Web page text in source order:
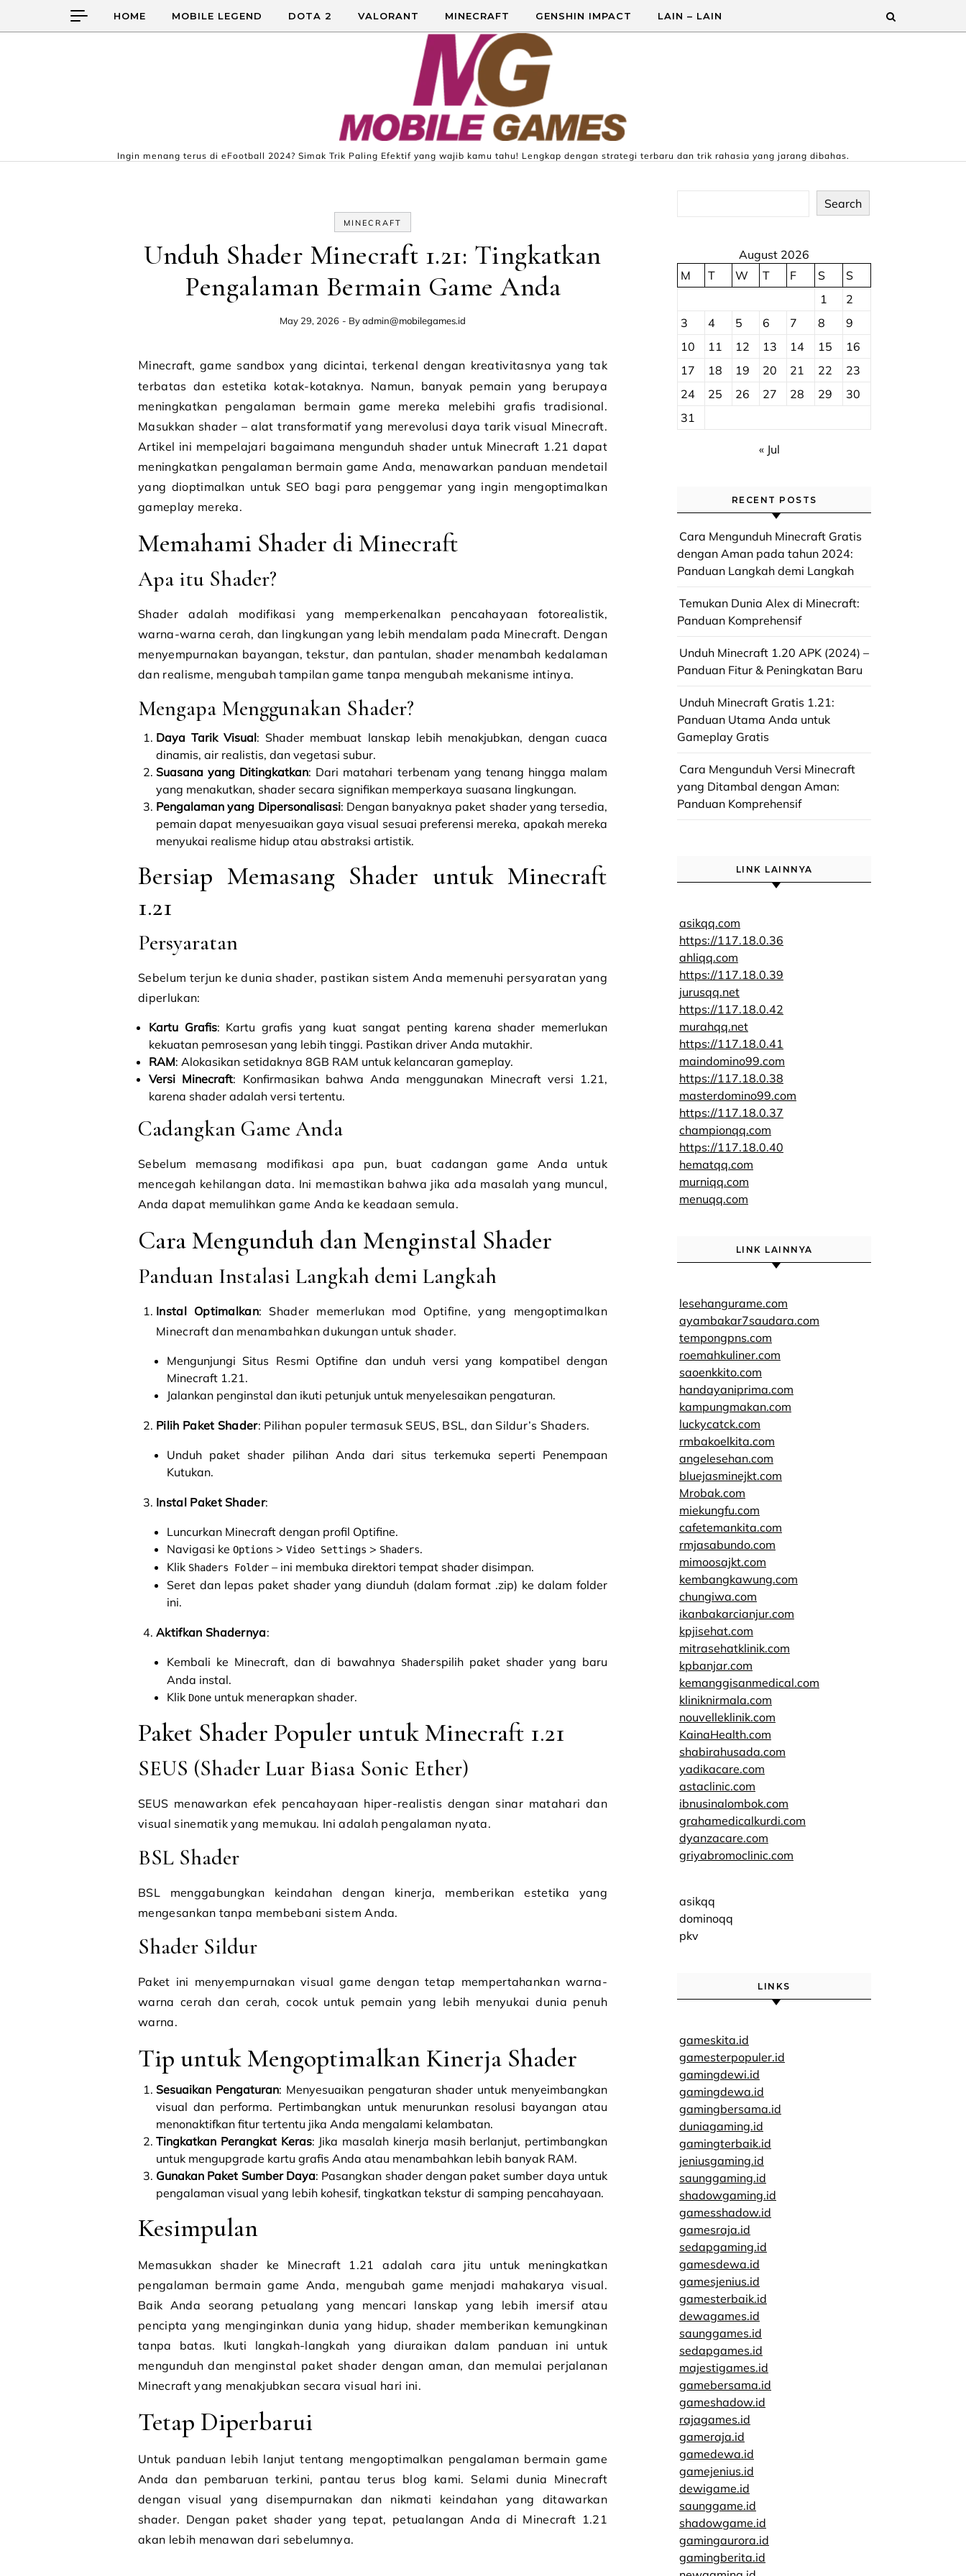
Skip to content
HOME MOBILE LEGEND DOTA 2 VALORANT MINECRAFT GENSHIN IMPACT LAIN – LAIN
Ingin menang terus di eFootball 2024? Simak Trik Paling Efektif yang wajib kamu tahu! Lengkap dengan strategi terbaru dan trik rahasia yang jarang dibahas.
MINECRAFT
Unduh Shader Minecraft 1.21: Tingkatkan
Pengalaman Bermain Game Anda
May 29, 2026 - Byadmin@mobilegames.id
Minecraft, game sandbox yang dicintai, terkenal dengan kreativitasnya yang tak
terbatas dan estetika kotak-kotaknya. Namun, banyak pemain yang berupaya
meningkatkan pengalaman bermain game mereka melebihi grafis tradisional.
Masukkan shader – alat transformatif yang merevolusi daya tarik visual Minecraft.
Artikel ini mempelajari bagaimana mengunduh shader untuk Minecraft 1.21 dapat
meningkatkan pengalaman bermain game Anda, menawarkan panduan mendetail
yang dioptimalkan untuk SEO bagi para penggemar yang ingin mengoptimalkan
gameplay mereka.
Memahami Shader di Minecraft
Apa itu Shader?
Shader adalah modifikasi yang memperkenalkan pencahayaan fotorealistik,
warna-warna cerah, dan lingkungan yang lebih mendalam pada Minecraft. Dengan
menyempurnakan bayangan, tekstur, dan pantulan, shader menambah kedalaman
dan realisme, mengubah tampilan game tanpa mengubah mekanisme intinya.
Mengapa Menggunakan Shader?
Daya Tarik Visual: Shader membuat lanskap lebih menakjubkan, dengan cuaca
dinamis, air realistis, dan vegetasi subur.
Suasana yang Ditingkatkan: Dari matahari terbenam yang tenang hingga malam
yang menakutkan, shader secara signifikan memperkaya suasana lingkungan.
Pengalaman yang Dipersonalisasi: Dengan banyaknya paket shader yang tersedia,
pemain dapat menyesuaikan gaya visual sesuai preferensi mereka, apakah mereka
menyukai realisme hidup atau abstraksi artistik.
Bersiap Memasang Shader untuk Minecraft
1.21
Persyaratan
Sebelum terjun ke dunia shader, pastikan sistem Anda memenuhi persyaratan yang
diperlukan:
Kartu Grafis: Kartu grafis yang kuat sangat penting karena shader memerlukan
kekuatan pemrosesan yang lebih tinggi. Pastikan driver Anda mutakhir.
RAM: Alokasikan setidaknya 8GB RAM untuk kelancaran gameplay.
Versi Minecraft: Konfirmasikan bahwa Anda menggunakan Minecraft versi 1.21,
karena shader adalah versi tertentu.
Cadangkan Game Anda
Sebelum memasang modifikasi apa pun, buat cadangan game Anda untuk
mencegah kehilangan data. Ini memastikan bahwa jika ada masalah yang muncul,
Anda dapat memulihkan game Anda ke keadaan semula.
Cara Mengunduh dan Menginstal Shader
Panduan Instalasi Langkah demi Langkah
Instal Optimalkan: Shader memerlukan mod Optifine, yang mengoptimalkan
Minecraft dan menambahkan dukungan untuk shader.
Mengunjungi Situs Resmi Optifine dan unduh versi yang kompatibel dengan
Minecraft 1.21.
Jalankan penginstal dan ikuti petunjuk untuk menyelesaikan pengaturan.
Pilih Paket Shader: Pilihan populer termasuk SEUS, BSL, dan Sildur’s Shaders.
Unduh paket shader pilihan Anda dari situs terkemuka seperti Penempaan
Kutukan.
Instal Paket Shader:
Luncurkan Minecraft dengan profil Optifine.
Navigasi ke Options > Video Settings > Shaders.
Klik Shaders Folder – ini membuka direktori tempat shader disimpan.
Seret dan lepas paket shader yang diunduh (dalam format .zip) ke dalam folder
ini.
Aktifkan Shadernya:
Kembali ke Minecraft, dan di bawahnya Shaderspilih paket shader yang baru
Anda instal.
Klik Done untuk menerapkan shader.
Paket Shader Populer untuk Minecraft 1.21
SEUS (Shader Luar Biasa Sonic Ether)
SEUS menawarkan efek pencahayaan hiper-realistis dengan sinar matahari dan
visual sinematik yang memukau. Ini adalah pengalaman nyata.
BSL Shader
BSL menggabungkan keindahan dengan kinerja, memberikan estetika yang
mengesankan tanpa membebani sistem Anda.
Shader Sildur
Paket ini menyempurnakan visual game dengan tetap mempertahankan warna-
warna cerah dan cerah, cocok untuk pemain yang lebih menyukai dunia penuh
warna.
Tip untuk Mengoptimalkan Kinerja Shader
Sesuaikan Pengaturan: Menyesuaikan pengaturan shader untuk menyeimbangkan
visual dan performa. Pertimbangkan untuk menurunkan resolusi bayangan atau
menonaktifkan fitur tertentu jika Anda mengalami kelambatan.
Tingkatkan Perangkat Keras: Jika masalah kinerja masih berlanjut, pertimbangkan
untuk mengupgrade kartu grafis Anda atau menambahkan lebih banyak RAM.
Gunakan Paket Sumber Daya: Pasangkan shader dengan paket sumber daya untuk
pengalaman visual yang lebih kohesif, tingkatkan tekstur di samping pencahayaan.
Kesimpulan
Memasukkan shader ke Minecraft 1.21 adalah cara jitu untuk meningkatkan
pengalaman bermain game Anda, mengubah game menjadi mahakarya visual.
Baik Anda seorang petualang yang mencari lanskap yang lebih imersif atau
pencipta yang menginginkan dunia yang hidup, shader memberikan kemungkinan
tanpa batas. Ikuti langkah-langkah yang diuraikan dalam panduan ini untuk
mengunduh dan menginstal paket shader dengan aman, dan memulai perjalanan
Minecraft yang menakjubkan secara visual hari ini.
Tetap Diperbarui
Untuk panduan lebih lanjut tentang mengoptimalkan pengalaman bermain game
Anda dan pembaruan terkini, pantau terus blog kami. Selami dunia Minecraft
dengan visual yang disempurnakan dan nikmati keindahan yang ditawarkan
shader. Dengan paket shader yang tepat, petualangan Anda di Minecraft 1.21
akan lebih menawan dari sebelumnya.
Search
August 2026
M
T W T F S
S
1
2
3
4 5 6 7 8
9
10
11 12 13 14 15
16
17
18 19 20 21 22
23
24
25 26 27 28 29
30
31
« Jul
RECENT POSTS
Cara Mengunduh Minecraft Gratis
dengan Aman pada tahun 2024:
Panduan Langkah demi Langkah
Temukan Dunia Alex di Minecraft:
Panduan Komprehensif
Unduh Minecraft 1.20 APK (2024) –
Panduan Fitur & Peningkatan Baru
Unduh Minecraft Gratis 1.21:
Panduan Utama Anda untuk
Gameplay Gratis
Cara Mengunduh Versi Minecraft
yang Ditambal dengan Aman:
Panduan Komprehensif
LINK LAINNYA
asikqq.com
https://117.18.0.36
ahliqq.com
https://117.18.0.39
jurusqq.net
https://117.18.0.42
murahqq.net
https://117.18.0.41
maindomino99.com
https://117.18.0.38
masterdomino99.com
https://117.18.0.37
championqq.com
https://117.18.0.40
hematqq.com
murniqq.com
menuqq.com
LINK LAINNYA
lesehangurame.com
ayambakar7saudara.com
tempongpns.com
roemahkuliner.com
saoenkkito.com
handayaniprima.com
kampungmakan.com
luckycatck.com
rmbakoelkita.com
angelesehan.com
bluejasminejkt.com
Mrobak.com
miekungfu.com
cafetemankita.com
rmjasabundo.com
mimoosajkt.com
kembangkawung.com
chungiwa.com
ikanbakarcianjur.com
kpjisehat.com
mitrasehatklinik.com
kpbanjar.com
kemanggisanmedical.com
kliniknirmala.com
nouvelleklinik.com
KainaHealth.com
shabirahusada.com
yadikacare.com
astaclinic.com
ibnusinalombok.com
grahamedicalkurdi.com
dyanzacare.com
griyabromoclinic.com
asikqq
dominoqq
pkv
LINKS
gameskita.id
gamesterpopuler.id
gamingdewi.id
gamingdewa.id
gamingbersama.id
duniagaming.id
gamingterbaik.id
jeniusgaming.id
saunggaming.id
shadowgaming.id
gamesshadow.id
gamesraja.id
sedapgaming.id
gamesdewa.id
gamesjenius.id
gamesterbaik.id
dewagames.id
saunggames.id
sedapgames.id
majestigames.id
gamebersama.id
gameshadow.id
rajagames.id
gameraja.id
gamedewa.id
gamejenius.id
dewigame.id
saunggame.id
shadowgame.id
gamingaurora.id
gamingberita.id